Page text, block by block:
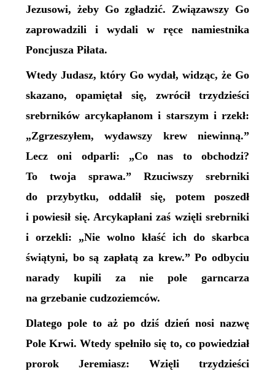
Jezusowi, żeby Go zgładzić. Związawszy Go
zaprowadzili i wydali w ręce namiestnika
Poncjusza Piłata.
Wtedy Judasz, który Go wydał, widząc, że Go
skazano, opamiętał się, zwrócił trzydzieści
srebrników arcykapłanom i starszym i rzekł:
„Zgrzeszyłem, wydawszy krew niewinną.”
Lecz oni odparli: „Co nas to obchodzi?
To twoja sprawa.” Rzuciwszy srebrniki
do przybytku, oddalił się, potem poszedł
i powiesił się. Arcykapłani zaś wzięli srebrniki
i orzekli: „Nie wolno kłaść ich do skarbca
świątyni, bo są zapłatą za krew.” Po odbyciu
narady kupili za nie pole garncarza
na grzebanie cudzoziemców.
Dlatego pole to aż po dziś dzień nosi nazwę
Pole Krwi. Wtedy spełniło się to, co powiedział
prorok Jeremiasz: Wzięli trzydzieści